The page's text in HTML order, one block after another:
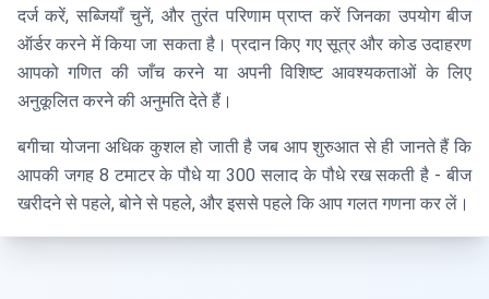
दर्ज करें, सब्जियाँ चुनें, और तुरंत परिणाम प्राप्त करें जिनका उपयोग बीज
ऑर्डर करने में किया जा सकता है। प्रदान किए गए सूत्र और कोड उदाहरण
आपको गणित की जाँच करने या अपनी विशिष्ट आवश्यकताओं के लिए
अनुकूलित करने की अनुमति देते हैं।
बगीचा योजना अधिक कुशल हो जाती है जब आप शुरुआत से ही जानते हैं कि
आपकी जगह 8 टमाटर के पौधे या 300 सलाद के पौधे रख सकती है - बीज
खरीदने से पहले, बोने से पहले, और इससे पहले कि आप गलत गणना कर लें।